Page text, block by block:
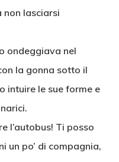
non lasciarsi
ondeggiava nel
la gonna sotto il
intuire le sue forme e
l’autobus! Ti posso
un po’ di compagnia,